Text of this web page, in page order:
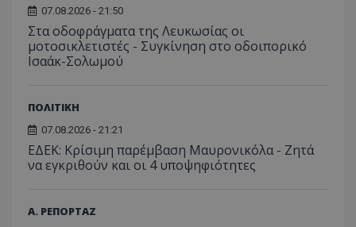
07.08.2026 - 21:50
Στα οδοφράγματα της Λευκωσίας οι
μοτοσικλετιστές - Συγκίνηση στο οδοιπορικό
Ισαάκ-Σολωμού
ΠΟΛΙΤΙΚΗ
07.08.2026 - 21:21
ΕΔΕΚ: Κρίσιμη παρέμβαση Μαυρονικόλα - Ζητά
να εγκριθούν και οι 4 υποψηφιότητες
Α. ΡΕΠΟΡΤΑΖ